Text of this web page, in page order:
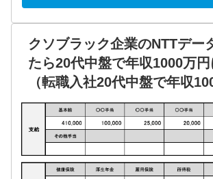
クソブラック企業のNTTデー
たら20代中盤で年収1000万
（転職入社20代中盤で年収